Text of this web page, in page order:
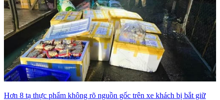
Hơn 8 tạ thực phẩm không rõ nguồn gốc trên xe khách bị bắt giữ